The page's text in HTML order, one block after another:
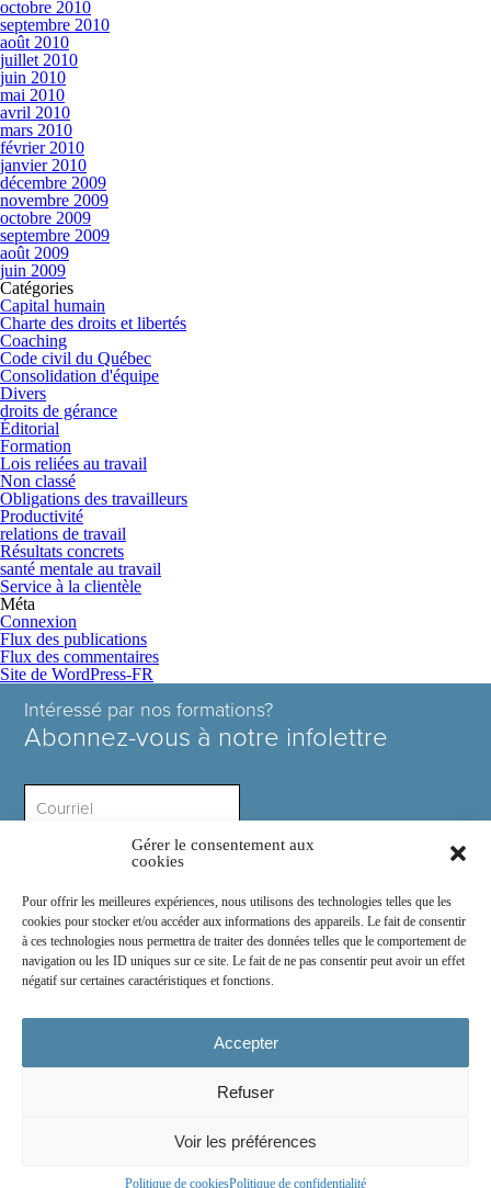
Gérer le consentement aux
cookies
Pour offrir les meilleures expériences, nous utilisons des technologies telles que les
cookies pour stocker et/ou accéder aux informations des appareils. Le fait de consentir
à ces technologies nous permettra de traiter des données telles que le comportement de
navigation ou les ID uniques sur ce site. Le fait de ne pas consentir peut avoir un effet
négatif sur certaines caractéristiques et fonctions.
Accepter
Refuser
Voir les préférences
Politique de cookiesPolitique de confidentialité
octobre 2010
septembre 2010
août 2010
juillet 2010
juin 2010
mai 2010
avril 2010
mars 2010
février 2010
janvier 2010
décembre 2009
novembre 2009
octobre 2009
septembre 2009
août 2009
juin 2009
Catégories
Capital humain
Charte des droits et libertés
Coaching
Code civil du Québec
Consolidation d'équipe
Divers
droits de gérance
Éditorial
Formation
Lois reliées au travail
Non classé
Obligations des travailleurs
Productivité
relations de travail
Résultats concrets
santé mentale au travail
Service à la clientèle
Méta
Connexion
Flux des publications
Flux des commentaires
Site de WordPress-FR
Intéressé par nos formations?
Abonnez-vous à notre infolettre
2030 boul. Pie IX suite 214.2